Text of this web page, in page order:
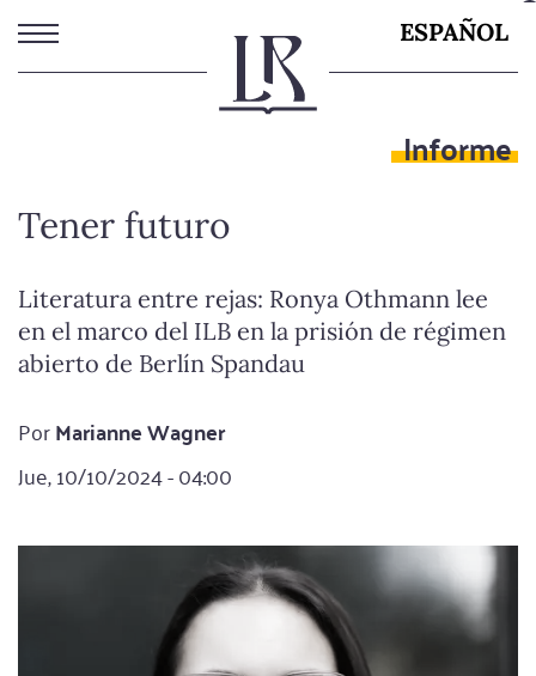
Pasar
contenido
ESPAÑOL
Informe
Tener futuro
Literatura entre rejas: Ronya Othmann lee
en el marco del ILB en la prisión de régimen
abierto de Berlín Spandau
PorMarianne Wagner
Jue, 10/10/2024 - 04:00